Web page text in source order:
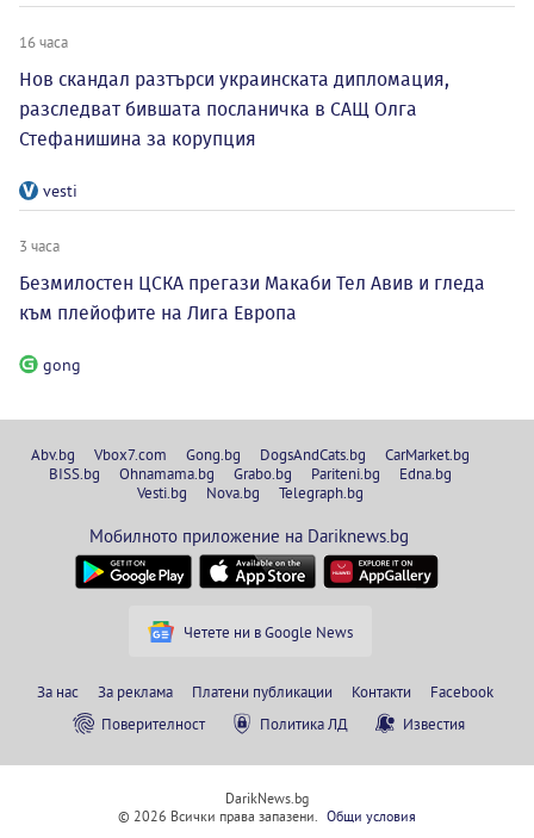
16 часа
Нов скандал разтърси украинската дипломация,
разследват бившата посланичка в САЩ Олга
Стефанишина за корупция
vesti
3 часа
Безмилостен ЦСКА прегази Макаби Тел Авив и гледа
към плейофите на Лига Европа
gong
Abv.bg Vbox7.com Gong.bg DogsAndCats.bg
CarMarket.bg
BISS.bg
Ohnamama.bg Grabo.bg Pariteni.bg
Edna.bg
Vesti.bg
Nova.bg Telegraph.bg
Мобилното приложение на Dariknews.bg
Четете ни в Google News
За нас За реклама Платени публикации Контакти
Facebook
Поверителност
Политика ЛД Известия
DarikNews.bg
© 2026 Всички права запазени. Общи условия